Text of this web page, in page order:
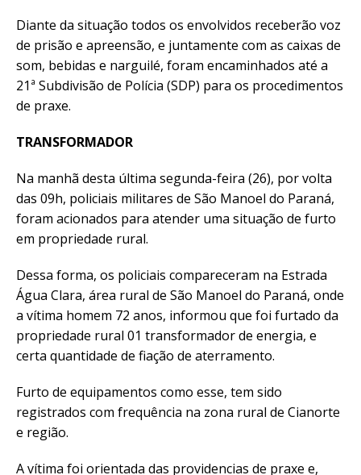
Diante da situação todos os envolvidos receberão voz
de prisão e apreensão, e juntamente com as caixas de
som, bebidas e narguilé, foram encaminhados até a
21ª Subdivisão de Polícia (SDP) para os procedimentos
de praxe.
TRANSFORMADOR
Na manhã desta última segunda-feira (26), por volta
das 09h, policiais militares de São Manoel do Paraná,
foram acionados para atender uma situação de furto
em propriedade rural.
Dessa forma, os policiais compareceram na Estrada
Água Clara, área rural de São Manoel do Paraná, onde
a vítima homem 72 anos, informou que foi furtado da
propriedade rural 01 transformador de energia, e
certa quantidade de fiação de aterramento.
Furto de equipamentos como esse, tem sido
registrados com frequência na zona rural de Cianorte
e região.
A vítima foi orientada das providencias de praxe e,